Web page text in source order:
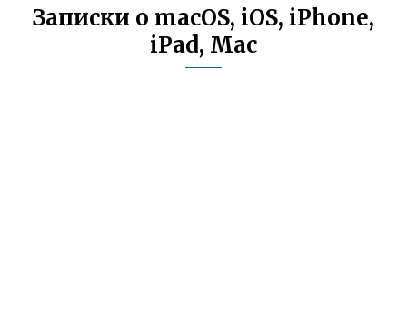
Записки о macOS, iOS, iPhone,
iPad, Mac